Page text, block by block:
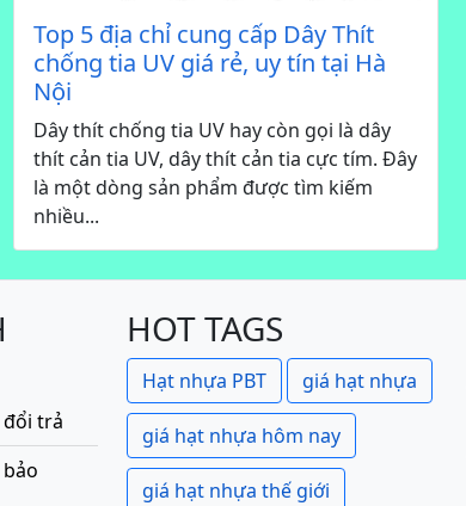
Top 5 địa chỉ cung cấp Dây Thít
chống tia UV giá rẻ, uy tín tại Hà
Nội
Dây thít chống tia UV hay còn gọi là dây
thít cản tia UV, dây thít cản tia cực tím. Đây
là một dòng sản phẩm được tìm kiếm
nhiều...
đổi trả
HOT TAGS
Hạt nhựa PBT giá hạt nhựa
giá hạt nhựa hôm nay
giá hạt nhựa thế giới